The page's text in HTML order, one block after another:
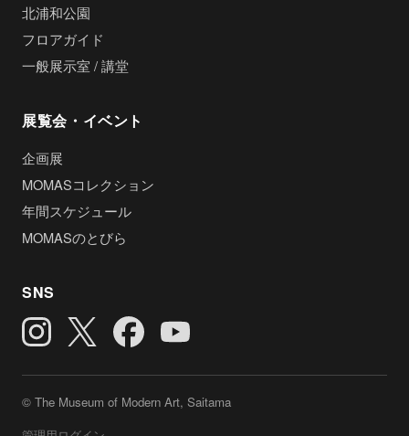
北浦和公園
フロアガイド
一般展示室 / 講堂
展覧会・イベント
企画展
MOMASコレクション
年間スケジュール
MOMASのとびら
SNS
© The Museum of Modern Art, Saitama